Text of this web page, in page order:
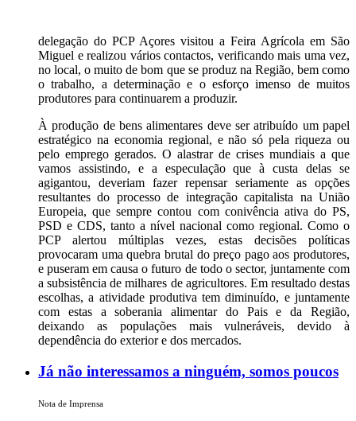
delegação do PCP Açores visitou a Feira Agrícola em São
Miguel e realizou vários contactos, verificando mais uma vez,
no local, o muito de bom que se produz na Região, bem como
o trabalho, a determinação e o esforço imenso de muitos
produtores para continuarem a produzir.
À produção de bens alimentares deve ser atribuído um papel
estratégico na economia regional, e não só pela riqueza ou
pelo emprego gerados. O alastrar de crises mundiais a que
vamos assistindo, e a especulação que à custa delas se
agigantou, deveriam fazer repensar seriamente as opções
resultantes do processo de integração capitalista na União
Europeia, que sempre contou com conivência ativa do PS,
PSD e CDS, tanto a nível nacional como regional. Como o
PCP alertou múltiplas vezes, estas decisões políticas
provocaram uma quebra brutal do preço pago aos produtores,
e puseram em causa o futuro de todo o sector, juntamente com
a subsistência de milhares de agricultores. Em resultado destas
escolhas, a atividade produtiva tem diminuído, e juntamente
com estas a soberania alimentar do Pais e da Região,
deixando as populações mais vulneráveis, devido à
dependência do exterior e dos mercados.
Já não interessamos a ninguém, somos poucos
Nota de Imprensa